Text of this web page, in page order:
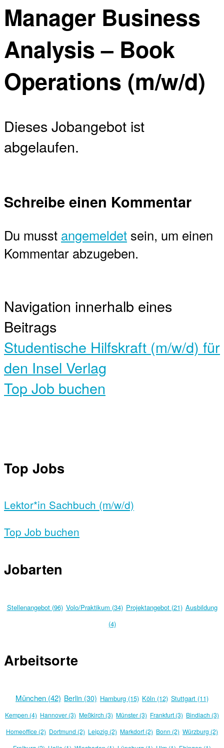
Manager Business
Analysis – Book
Operations (m/w/d)
Dieses Jobangebot ist
abgelaufen.
Schreibe einen Kommentar
Du musst angemeldet sein, um einen
Kommentar abzugeben.
Navigation innerhalb eines
Beitrags
Studentische Hilfskraft (m/w/d) für
den Insel Verlag
Top Job buchen
Top Jobs
Lektor*in Sachbuch (m/w/d)
Top Job buchen
Jobarten
Stellenangebot (96) Volo/Praktikum (34) Projektangebot (21) Ausbildung
(4)
Arbeitsorte
München (42) Berlin (30) Hamburg (15) Köln (12) Stuttgart (11)
Kempen (4) Hannover (3) Meßkirch (3) Münster (3) Frankfurt (3) Bindlach (3)
Homeoffice (2) Dortmund (2) Leipzig (2) Markdorf (2) Bonn (2) Würzburg (2)